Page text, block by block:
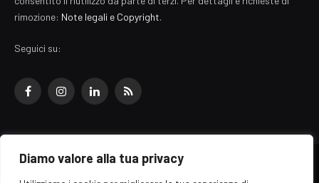
Diamo valore alla tua privacy
rimozione: Note legali e Copyright.
Seguici su:
FacebookInstagramLinkedInRSS
© 2026 EZ Rome Designed by ARvis.it